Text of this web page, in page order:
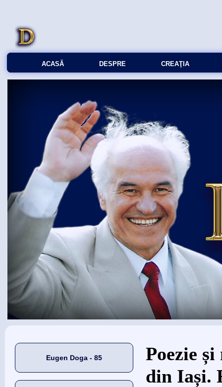
ACASĂ DESPRE CREAŢIA
Eugen Doga - 85
Eşti aici
Poezie
din Iași.